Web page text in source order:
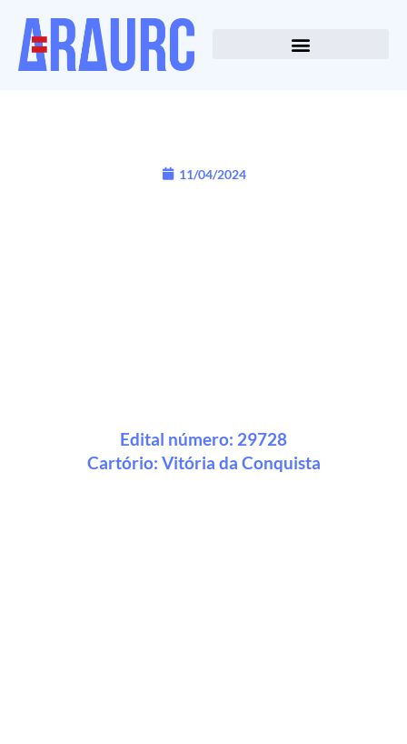
11/04/2024
Edital número: 29728
Cartório: Vitória da Conquista